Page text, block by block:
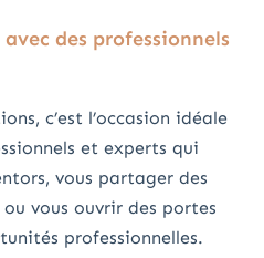
des professionnels
c’est l’occasion idéale
et experts qui
vous partager des
vous ouvrir des portes
professionnelles.